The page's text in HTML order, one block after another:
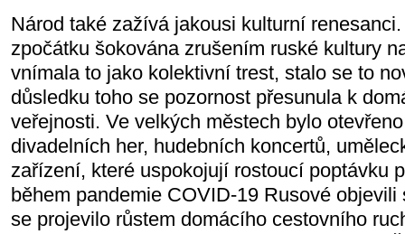
Národ také zažívá jakousi kulturní
zpočátku šokována zrušením ruské kultury
vnímala to jako kolektivní trest, stalo se to
důsledku toho se pozornost přesunula k
veřejnosti. Ve velkých městech bylo
divadelních her, hudebních koncertů,
zařízení, které uspokojují rostoucí poptávku
během pandemie COVID-19 Rusové
se projevilo růstem domácího cestovního